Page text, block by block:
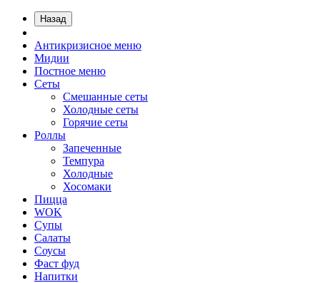
Назад
Антикризисное меню
Мидии
Постное меню
Сеты
Смешанные сеты
Холодные сеты
Горячие сеты
Роллы
Запеченные
Темпура
Холодные
Хосомаки
Пицца
WOK
Супы
Салаты
Соусы
Фаст фуд
Напитки